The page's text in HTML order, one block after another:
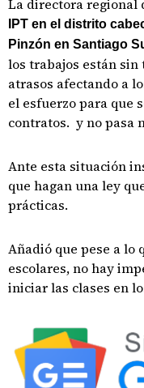
La directora regional
IPT en el distrito
Pinzón en Santiago
los trabajos están
atrasos afectando a
el esfuerzo para que
contratos. y no pasa
Ante esta situación
que hagan una ley
prácticas.
Añadió que pese a lo
escolares, no hay
iniciar las clases en